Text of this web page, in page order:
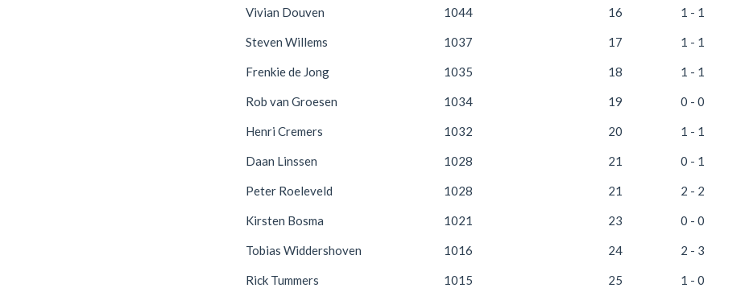
Vivian Douven 1044 16 1 - 1
Steven Willems 1037 17 1 - 1
Frenkie de Jong 1035 18 1 - 1
Rob van Groesen 1034 19 0 - 0
Henri Cremers 1032 20 1 - 1
Daan Linssen 1028 21 0 - 1
Peter Roeleveld 1028 21 2 - 2
Kirsten Bosma 1021 23 0 - 0
Tobias Widdershoven 1016 24 2 - 3
Rick Tummers 1015 25 1 - 0